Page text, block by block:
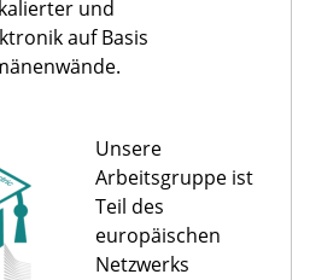
und
auf Basis
​Unsere
Arbeitsgruppe ist
Teil des
europäischen
Netzwerks